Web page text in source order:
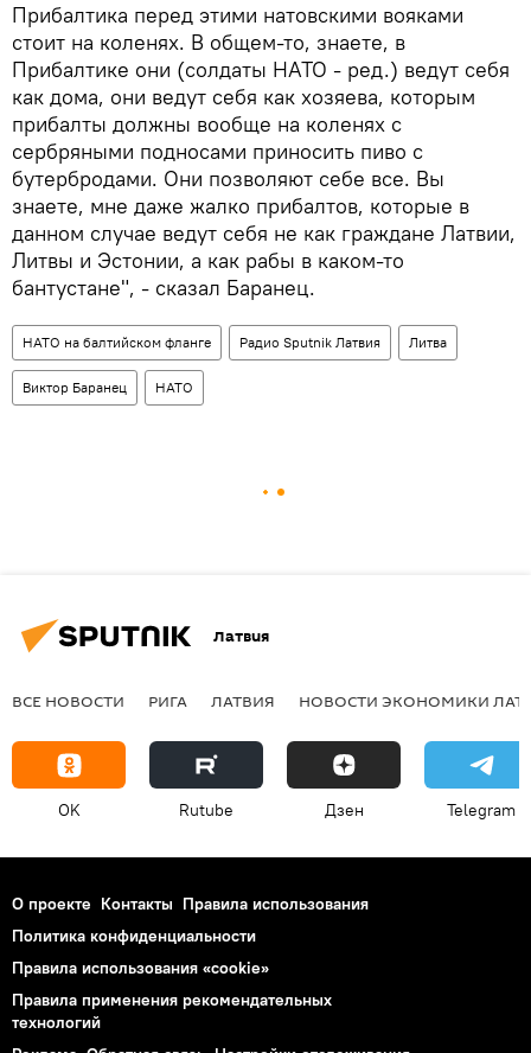
Прибалтика перед этими натовскими вояками
стоит на коленях. В общем-то, знаете, в
Прибалтике они (солдаты НАТО - ред.) ведут себя
как дома, они ведут себя как хозяева, которым
прибалты должны вообще на коленях с
сербряными подносами приносить пиво с
бутербродами. Они позволяют себе все. Вы
знаете, мне даже жалко прибалтов, которые в
данном случае ведут себя не как граждане Латвии,
Литвы и Эстонии, а как рабы в каком-то
бантустане", - сказал Баранец.
НАТО на балтийском фланге Радио Sputnik Латвия Литва
Виктор Баранец НАТО
Латвия
ВСЕ НОВОСТИ РИГА ЛАТВИЯ НОВОСТИ ЭКОНОМИКИ
OK Rutube Дзен Telegram
О проекте Контакты Правила использования
Политика конфиденциальности
Правила использования «cookie»
Правила применения рекомендательных
технологий